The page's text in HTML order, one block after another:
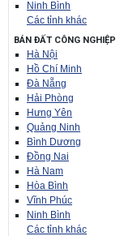
Ninh Bình
Các tỉnh khác
BÁN ĐẤT CÔNG NGHIỆP
Hà Nội
Hồ Chí Minh
Đà Nẵng
Hải Phòng
Hưng Yên
Quảng Ninh
Bình Dương
Đồng Nai
Hà Nam
Hòa Bình
Vĩnh Phúc
Ninh Bình
Các tỉnh khác